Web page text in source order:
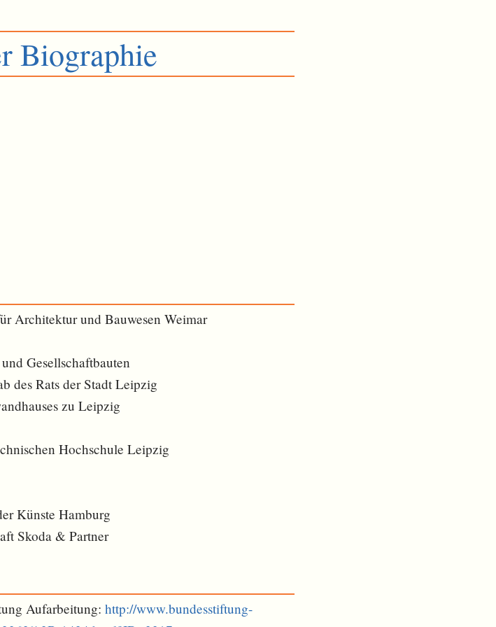
Biographie
Architektur und Bauwesen Weimar
Gesellschaftbauten
des Rats der Stadt Leipzig
zu Leipzig
Hochschule Leipzig
Künste Hamburg
Skoda & Partner
Aufarbeitung:http://www.bundesstiftung-